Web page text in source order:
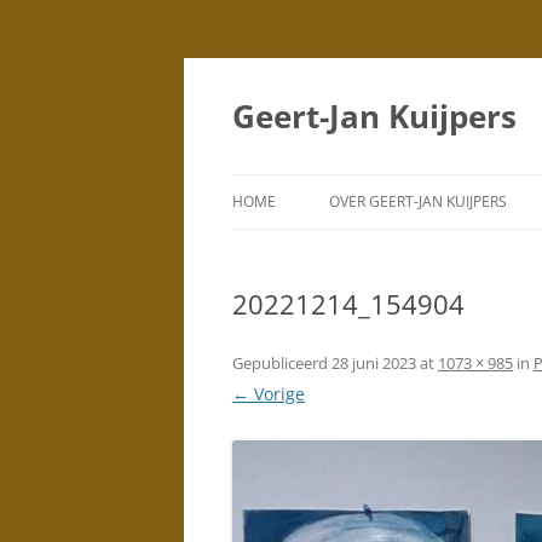
Geert-Jan Kuijpers
HOME
(SCHILDERIJEN)
DUBBELPORTRETTEN
SILHOUETTEN
OVER GEERT-JAN KUIJPERS
20221214_154904
Gepubliceerd 28 juni 2023at 1073 × 985 in
← Vorige